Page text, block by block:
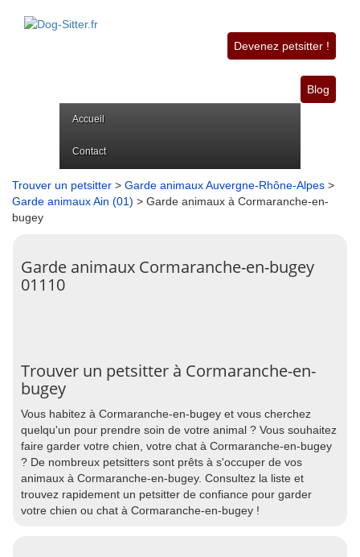
Devenez petsitter !
Blog
Accueil
Contact
Trouver un petsitter > Garde animaux Auvergne-Rhône-Alpes >
Garde animaux Ain (01) > Garde animaux à Cormaranche-en-
bugey
Garde animaux Cormaranche-en-bugey
01110
Trouver un petsitter à Cormaranche-en-
bugey
Vous habitez à Cormaranche-en-bugey et vous cherchez
quelqu'un pour prendre soin de votre animal ? Vous souhaitez
faire garder votre chien, votre chat à Cormaranche-en-bugey
? De nombreux petsitters sont prêts à s'occuper de vos
animaux à Cormaranche-en-bugey. Consultez la liste et
trouvez rapidement un petsitter de confiance pour garder
votre chien ou chat à Cormaranche-en-bugey !